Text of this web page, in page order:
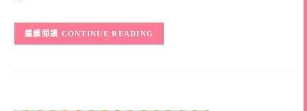
CONTINUE READING